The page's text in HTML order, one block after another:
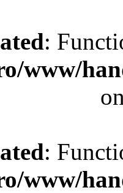
:
www/
:
www/